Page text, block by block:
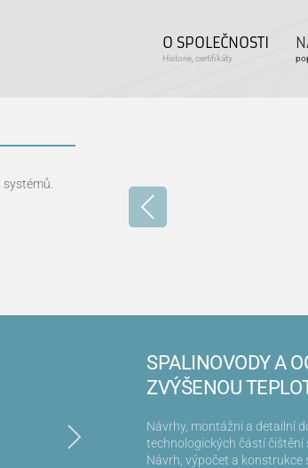
O SPOLEČNOSTI
Historie, certifikáty
SPALINOVODY A
ZVÝŠENOU
Návrhy, montážní a detailní
technologických částí čištění
Návrh, výpočet a konstrukce